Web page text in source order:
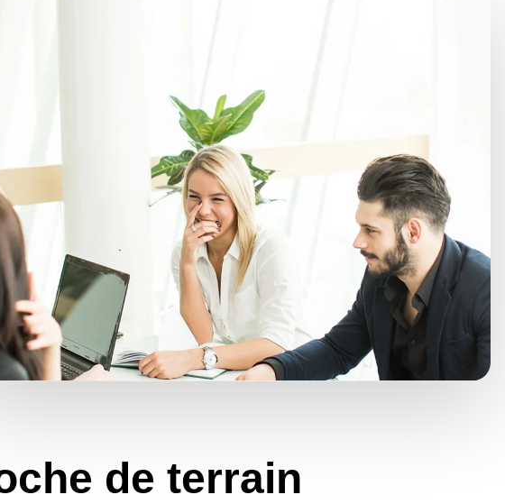
de terrain